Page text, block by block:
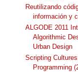
Reutilizando
información y
ALGODE 2011
Algorithmic
Urban Design
Scripting
Programming